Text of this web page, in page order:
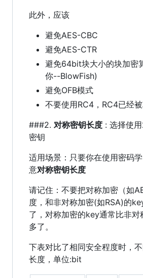
此外，应该
避免AES-CBC
避免AES-CTR
避免64bit块大小的块加密
你--BlowFish)
避免OFB模式
不要使用RC4，RC4已经
###2. 对称密钥长度 : 选择使
密钥
适用场景：只要你在使用密码
意对称密钥长度
请记住：不要把对称加密（如
度，和非对称加密(如RSA)的
了，对称加密的key通常比非
多了。
下表对比了相同安全程度时，
长度，单位:bit